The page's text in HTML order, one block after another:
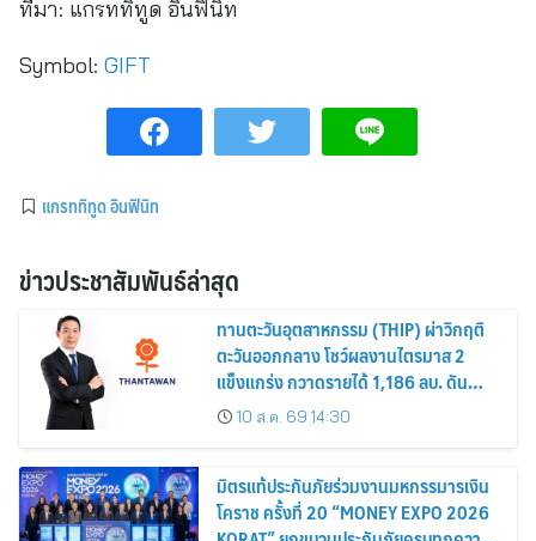
ที่มา: แกรททิทูด อินฟินิท
Symbol: GIFT
แกรททิทูด อินฟินิท
ข่าวประชาสัมพันธ์ล่าสุด
ทานตะวันอุตสาหกรรม (THIP) ผ่าวิกฤติ
ตะวันออกกลาง โชว์ผลงานไตรมาส 2
แข็งแกร่ง กวาดรายได้ 1,186 ลบ. ดัน
กำไรเพิ่มขึ้น 26% พร้อมอนุมัติปันผล
ระหว่างกาล 0.55 บาท/หุ้น
10 ส.ค. 69 14:30
มิตรแท้ประกันภัยร่วมงานมหกรรมารเงิน
โคราช ครั้งที่ 20 “MONEY EXPO 2026